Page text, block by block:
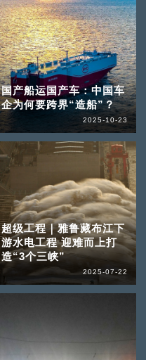
国产船运国产车：中国车
企为何要跨界“造船”？
2025-10-23
超级工程｜雅鲁藏布江下
游水电工程 迎难而上打
造“3个三峡”
2025-07-22